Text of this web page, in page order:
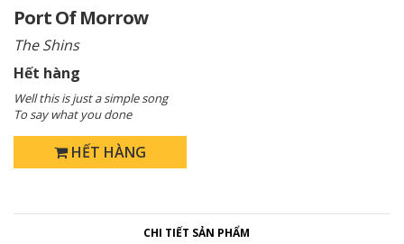
Port Of Morrow
The Shins
Hết hàng
Well this is just a simple song
To say what you done
HẾT HÀNG
CHI TIẾT SẢN PHẨM